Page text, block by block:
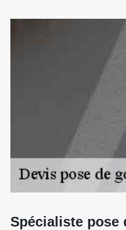
Spécialiste pose